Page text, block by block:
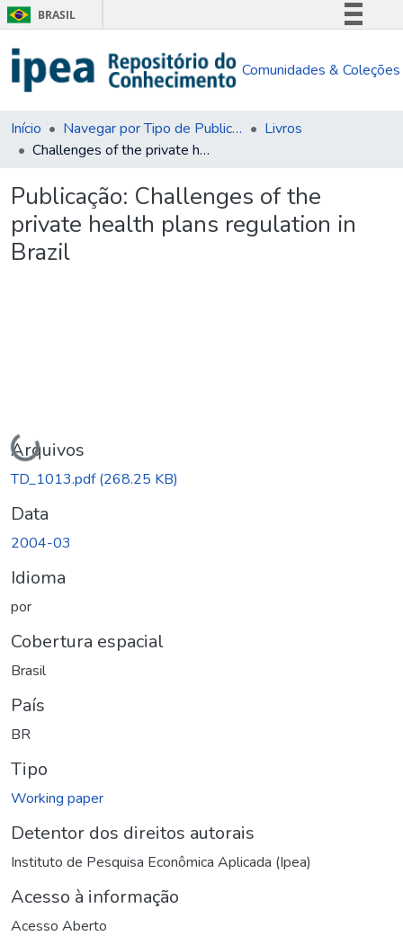
BRASIL
Comunica BR
Acesso à informação
Comunidades & Coleções
Início Navegar por Tipo de Publicação
Livros
Challenges of the private health plans regulation in Brazil
Publicação: Challenges of the
private health plans regulation in
Brazil
Carregando...
Arquivos
TD_1013.pdf(268.25 KB)
Data
2004-03
Idioma
por
Cobertura espacial
Brasil
País
BR
Tipo
Working paper
Detentor dos direitos autorais
Instituto de Pesquisa Econômica Aplicada (Ipea)
Acesso à informação
Acesso Aberto